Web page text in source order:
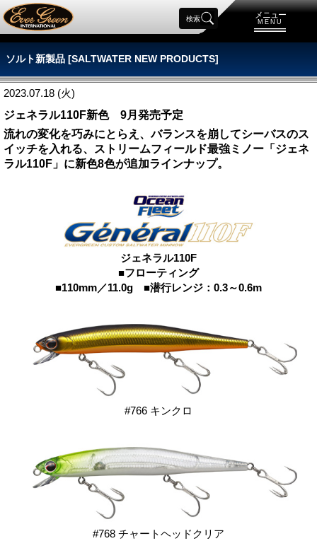
メニュー
MENU
検索
ソルト新製品 [SALTWATER NEW PRODUCTS]
2023.07.18 (火)
ジェネラル110F新色 9月発売予定
流れの変化を巧みにとらえ、バランスを崩してシーバスのス
イッチを入れる、ストリームフィールド最強ミノー「ジェネ
ラル110F」に新色8色が追加ラインナップ。
ジェネラル110F
■フローティング
■110mm／11.0g ■潜行レンジ：0.3～0.6m
#766 キンクロ
#768 チャートヘッドクリア